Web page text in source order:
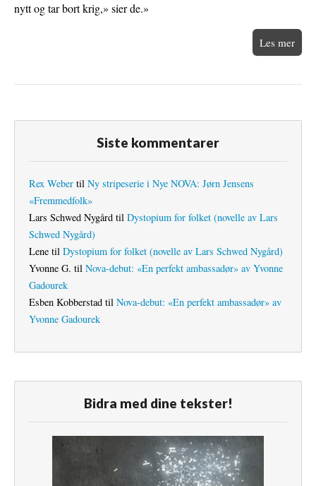
nytt og tar bort krig,» sier de.»
Les mer
Siste kommentarer
Rex Weber til Ny stripeserie i Nye NOVA: Jørn Jensens
«Fremmedfolk»
Lars Schwed Nygård til Dystopium for folket (novelle av Lars
Schwed Nygård)
Lene til Dystopium for folket (novelle av Lars Schwed Nygård)
Yvonne G. til Nova-debut: «En perfekt ambassadør» av Yvonne
Gadourek
Esben Kobberstad til Nova-debut: «En perfekt ambassadør» av
Yvonne Gadourek
Bidra med dine tekster!